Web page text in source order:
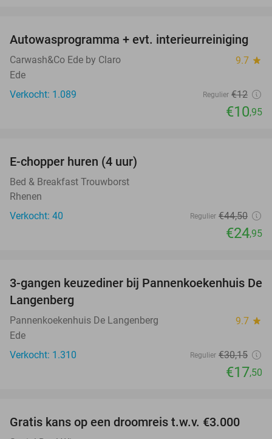
9%
Autowasprogramma + evt. interieurreiniging
Carwash&Co Ede by Claro 9.7 star
Ede
Verkocht: 1.089
Regulier €12
€10,95
E-chopper huren (4 uur)
Bed & Breakfast Trouwborst
Rhenen
Verkocht: 40
Regulier €44,50
€24,95
42%
3-gangen keuzediner bij Pannenkoekenhuis De
Langenberg
Pannenkoekenhuis De Langenberg 9.7 star
Ede
Verkocht: 1.310
Regulier €30,15
€17,50
Gratis kans op een droomreis t.w.v. €3.000